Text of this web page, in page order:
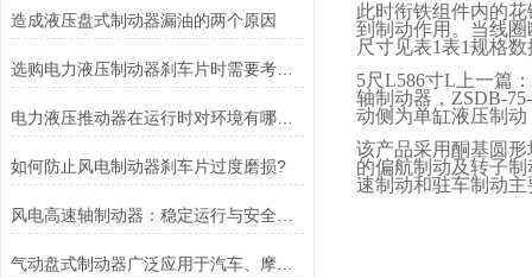
造成液压盘式制动器漏油的两个原因
选购电力液压制动器刹车片时需要考虑的问题有哪些？
电力液压推动器在运行时对环境有哪些要求？
如何防止风电制动器刹车片过度磨损?
气动盘式制动器广泛应用于汽车、摩托车和自行车等交通工具中
此时衔铁组件内的
到制动作用。当线
尺寸见表1表1规格数
5尺L586寸L 上一篇
轴制动器， ZSDB-
动侧为单缸液压制
该产品采用酮基圆
的偏航制动及转子
速制动和驻车制动